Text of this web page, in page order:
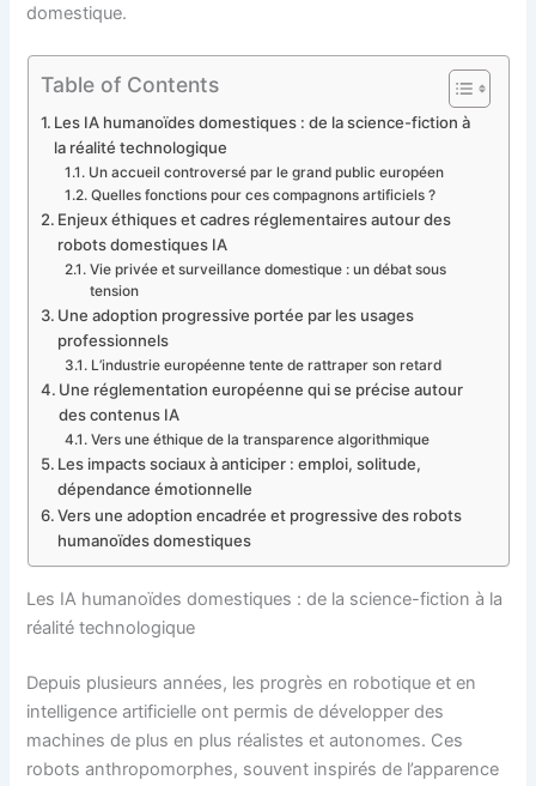
domestique.
Table of Contents
Les IA humanoïdes domestiques : de la science-fiction à
la réalité technologique
Un accueil controversé par le grand public européen
Quelles fonctions pour ces compagnons artificiels ?
Enjeux éthiques et cadres réglementaires autour des
robots domestiques IA
Vie privée et surveillance domestique : un débat sous
tension
Une adoption progressive portée par les usages
professionnels
L’industrie européenne tente de rattraper son retard
Une réglementation européenne qui se précise autour
des contenus IA
Vers une éthique de la transparence algorithmique
Les impacts sociaux à anticiper : emploi, solitude,
dépendance émotionnelle
Vers une adoption encadrée et progressive des robots
humanoïdes domestiques
Les IA humanoïdes domestiques : de la science-fiction à la
réalité technologique
Depuis plusieurs années, les progrès en robotique et en
intelligence artificielle ont permis de développer des
machines de plus en plus réalistes et autonomes. Ces
robots anthropomorphes, souvent inspirés de l’apparence